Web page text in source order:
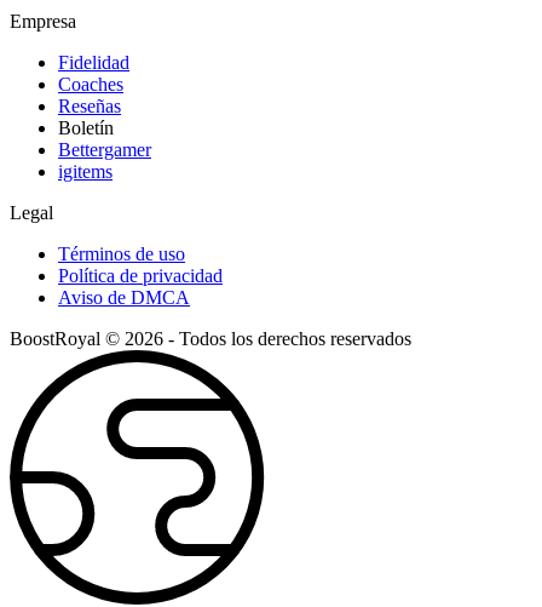
Empresa
Fidelidad
Coaches
Reseñas
Boletín
Bettergamer
igitems
Legal
Términos de uso
Política de privacidad
Aviso de DMCA
BoostRoyal © 2026 - Todos los derechos reservados